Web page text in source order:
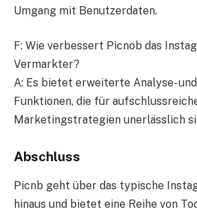
Umgang mit Benutzerdaten.
F: Wie verbessert Picnob das
Vermarkter?
A: Es bietet erweiterte Analyse-
Funktionen, die für
Marketingstrategien unerlässlich
Abschluss
Picnb geht über das typische
hinaus und bietet eine Reihe von